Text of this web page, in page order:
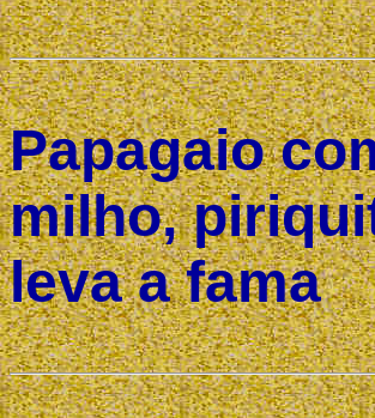
Papagaio
milho,
leva a fama